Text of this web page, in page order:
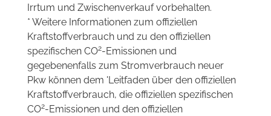
Irrtum und Zwischenverkauf vorbehalten.
* Weitere Informationen zum offiziellen
Kraftstoffverbrauch und zu den offiziellen
spezifischen CO2-Emissionen und
gegebenenfalls zum Stromverbrauch neuer
Pkw können dem 'Leitfaden über den offiziellen
Kraftstoffverbrauch, die offiziellen spezifischen
CO2-Emissionen und den offiziellen